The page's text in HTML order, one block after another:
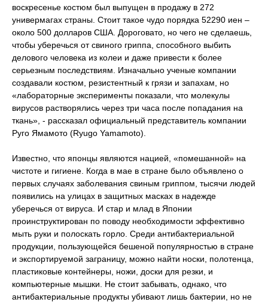
воскресенье костюм был выпущен в продажу в 272
универмагах страны. Стоит такое чудо порядка 52290 иен –
около 500 долларов США. Дороговато, но чего не сделаешь,
чтобы уберечься от свиного гриппа, способного выбить
делового человека из колеи и даже привести к более
серьезным последствиям. Изначально ученые компании
создавали костюм, резистентный к грязи и запахам, но
«лабораторные эксперименты показали, что молекулы
вирусов растворялись через три часа после попадания на
ткань», - рассказал официальный представитель компании
Руго Ямамото (Ryugo Yamamoto).
Известно, что японцы являются нацией, «помешанной» на
чистоте и гигиене. Когда в мае в стране было объявлено о
первых случаях заболевания свиным гриппом, тысячи людей
появились на улицах в защитных масках в надежде
уберечься от вируса. И стар и млад в Японии
проинструктирован по поводу необходимости эффективно
мыть руки и полоскать горло. Среди антибактериальной
продукции, пользующейся бешеной популярностью в стране
и экспортируемой заграницу, можно найти носки, полотенца,
пластиковые контейнеры, ножи, доски для резки, и
компьютерные мышки. Не стоит забывать, однако, что
антибактериальные продукты убивают лишь бактерии, но не